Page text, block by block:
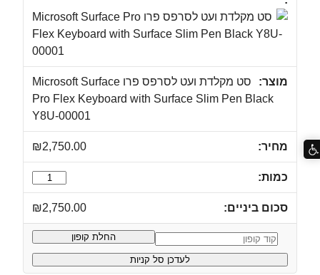
סט מקלדת ועט לסרפס פרו Microsoft Surface
Pro Flex Keyboard with Surface Slim Pen Black
Y8U-00001
₪2,750.00
כמות
של
סט
מקלדת
ועט
לסרפס
₪2,750.00
קופון: החלת קופון
לעדכן סל קניות